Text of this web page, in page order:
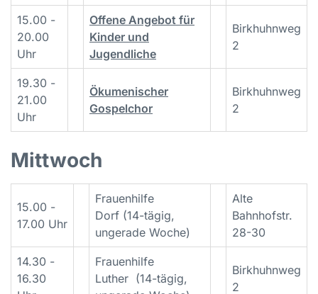
15.00 -
20.00
Uhr
Offene Angebot für
Kinder und
Jugendliche
Birkhuhnweg
2
19.30 -
21.00
Uhr
Ökumenischer
Gospelchor
Birkhuhnweg
2
Mittwoch
15.00 -
17.00 Uhr
Frauenhilfe
Dorf (14-tägig,
ungerade Woche)
Alte
Bahnhofstr.
28-30
14.30 -
16.30
Frauenhilfe
Luther (14-tägig,
Birkhuhnweg
2